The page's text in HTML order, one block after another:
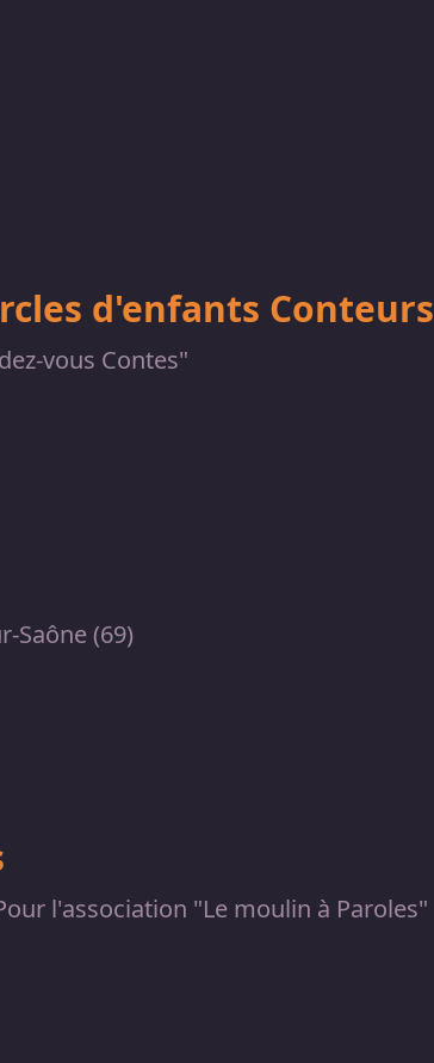
d'enfants Conteurs
vous Contes"
Saône (69)
l'association "Le moulin à Paroles"